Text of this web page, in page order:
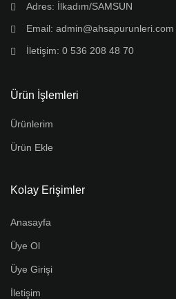
Adres: İlkadım/SAMSUN
Email: admin@ahsapurunleri.com
İletişim: 0 536 208 48 70
Ürün İşlemleri
Ürünlerim
Ürün Ekle
Kolay Erişimler
Anasayfa
Üye Ol
Üye Girişi
İletişim